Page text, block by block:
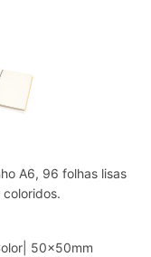
A6, 96 folhas lisas
50x50mm